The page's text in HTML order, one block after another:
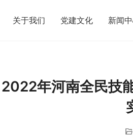
关于我们 党建文化 新闻
2022年河南全民技